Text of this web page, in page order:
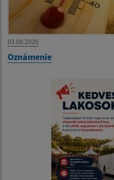
03.08.2026
Oznámenie